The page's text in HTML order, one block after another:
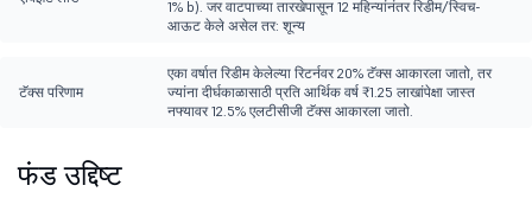
1% b). जर वाटपाच्या तारखेपासून 12 महिन्यांनंतर रिडीम/स्विच-
आऊट केले असेल तर: शून्य
टॅक्स परिणाम
एका वर्षात रिडीम केलेल्या रिटर्नवर 20% टॅक्स आकारला जातो, तर
ज्यांना दीर्घकाळासाठी प्रति आर्थिक वर्ष ₹1.25 लाखांपेक्षा जास्त
नफ्यावर 12.5% एलटीसीजी टॅक्स आकारला जातो.
फंड उद्दिष्ट